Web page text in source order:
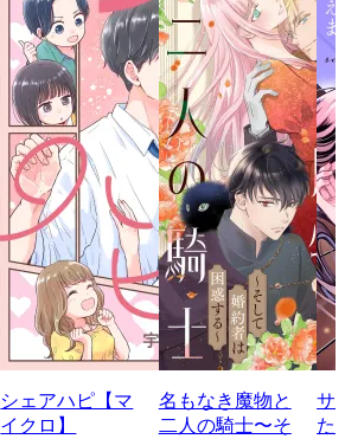
シェアハピ【マ
イクロ】
名もなき魔物と
二人の騎士〜そ
サ
た